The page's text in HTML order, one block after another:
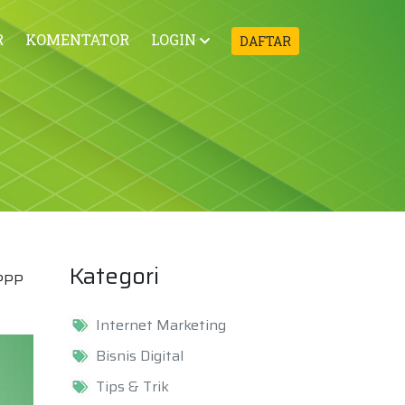
KOMENTATOR LOGIN DAFTAR
Kategori
Internet Marketing
Bisnis Digital
Tips & Trik